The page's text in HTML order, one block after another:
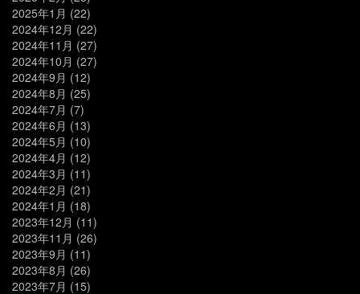
2025年1月 (22)
2024年12月 (22)
2024年11月 (27)
2024年10月 (27)
2024年9月 (12)
2024年8月 (25)
2024年7月 (7)
2024年6月 (13)
2024年5月 (10)
2024年4月 (12)
2024年3月 (11)
2024年2月 (21)
2024年1月 (18)
2023年12月 (11)
2023年11月 (26)
2023年9月 (11)
2023年8月 (26)
2023年7月 (15)